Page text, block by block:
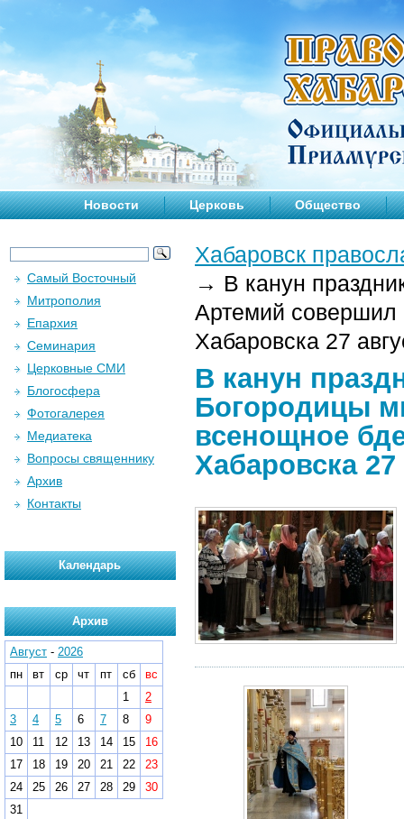
Новости Церковь Общество
Хабаровск
→ В канун
Артемий
Хабаровска 27
В канун
Богородицы
всенощное
Хабаровска 27
Самый Восточный
Митрополия
Епархия
Семинария
Церковные СМИ
Блогосфера
Фотогалерея
Медиатека
Вопросы священнику
Архив
Контакты
Календарь
Архив
Август - 2026
пн
вт ср чт пт сб
вс
1
2
3
4 5 6 7 8
9
10
11 12 13 14 15
16
17
18 19 20 21 22
23
24
25 26 27 28 29
30
31